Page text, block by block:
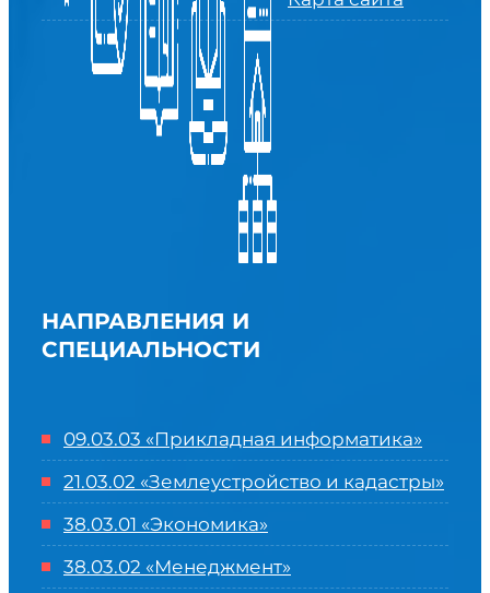
НАПРАВЛЕНИЯ И
СПЕЦИАЛЬНОСТИ
09.03.03 «Прикладная информатика»
21.03.02 «Землеустройство и кадастры»
38.03.01 «Экономика»
38.03.02 «Менеджмент»